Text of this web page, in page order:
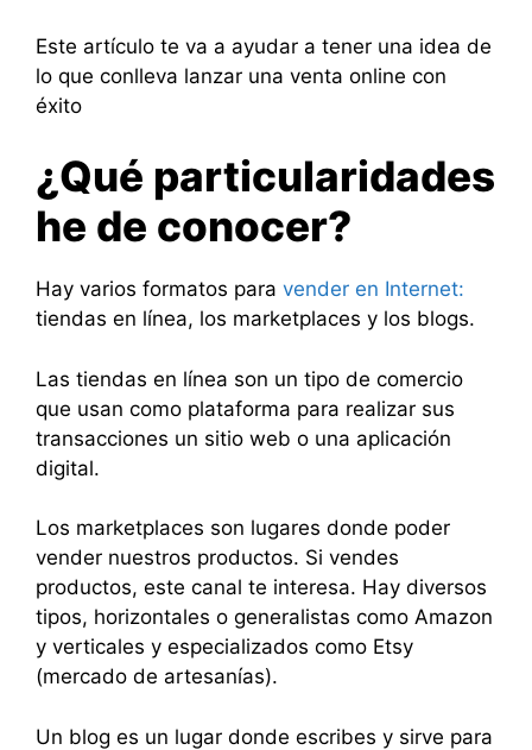
Este artículo te va a ayudar a tener una idea de
lo que conlleva lanzar una venta online con
éxito
¿Qué particularidades
he de conocer?
Hay varios formatos para vender en Internet:
tiendas en línea, los marketplaces y los blogs.
Las tiendas en línea son un tipo de comercio
que usan como plataforma para realizar sus
transacciones un sitio web o una aplicación
digital.
Los marketplaces son lugares donde poder
vender nuestros productos. Si vendes
productos, este canal te interesa. Hay diversos
tipos, horizontales o generalistas como Amazon
y verticales y especializados como Etsy
(mercado de artesanías).
Un blog es un lugar donde escribes y sirve para